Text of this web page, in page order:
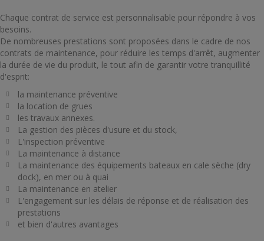
Chaque contrat de service est personnalisable pour répondre à vos
besoins.
De nombreuses prestations sont proposées dans le cadre de nos
contrats de maintenance, pour réduire les temps d'arrêt, augmenter
la durée de vie du produit, le tout afin de garantir votre tranquillité
d'esprit:
la maintenance préventive
la location de grues
les travaux annexes.
La gestion des pièces d'usure et du stock,
L'inspection préventive
La maintenance à distance
La maintenance des équipements bateaux en cale sèche (dry
dock), en mer ou à quai
La maintenance en atelier
L'engagement sur les délais de réponse et de réalisation des
prestations
et bien d'autres avantages